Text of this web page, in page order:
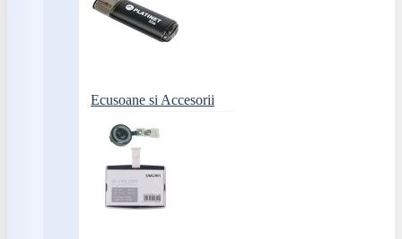
Ecusoane si Accesorii